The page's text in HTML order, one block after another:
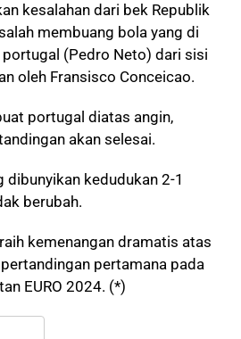
kesalahan dari bek Republik
membuang bola yang di
(Pedro Neto) dari sisi
oleh Fransisco Conceicao.
portugal diatas angin,
akan selesai.
dibunyikan kedudukan 2-1
berubah.
kemenangan dramatis atas
pertamana pada
EURO 2024. (*)